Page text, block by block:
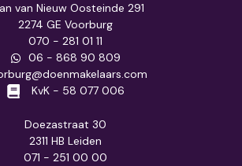
van Nieuw Oosteinde 291
2274 GE Voorburg
070 - 281 01 11
06 - 868 90 809
KvK - 58 077 006
Doezastraat 30
2311 HB Leiden
071 - 251 00 00